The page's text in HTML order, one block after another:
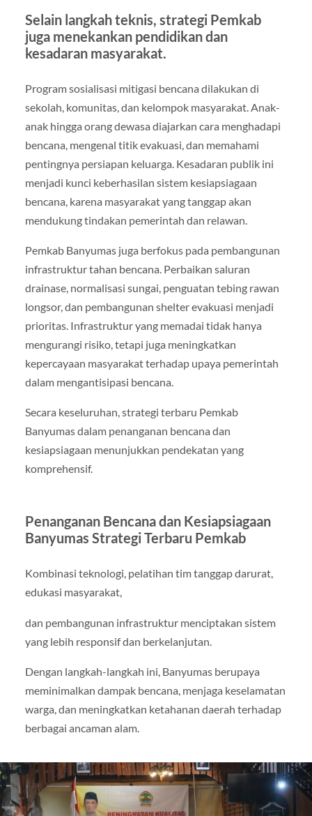
Selain langkah teknis, strategi Pemkab
juga menekankan pendidikan dan
kesadaran masyarakat.
Program sosialisasi mitigasi bencana dilakukan di
sekolah, komunitas, dan kelompok masyarakat. Anak-
anak hingga orang dewasa diajarkan cara menghadapi
bencana, mengenal titik evakuasi, dan memahami
pentingnya persiapan keluarga. Kesadaran publik ini
menjadi kunci keberhasilan sistem kesiapsiagaan
bencana, karena masyarakat yang tanggap akan
mendukung tindakan pemerintah dan relawan.
Pemkab Banyumas juga berfokus pada pembangunan
infrastruktur tahan bencana. Perbaikan saluran
drainase, normalisasi sungai, penguatan tebing rawan
longsor, dan pembangunan shelter evakuasi menjadi
prioritas. Infrastruktur yang memadai tidak hanya
mengurangi risiko, tetapi juga meningkatkan
kepercayaan masyarakat terhadap upaya pemerintah
dalam mengantisipasi bencana.
Secara keseluruhan, strategi terbaru Pemkab
Banyumas dalam penanganan bencana dan
kesiapsiagaan menunjukkan pendekatan yang
komprehensif.
Penanganan Bencana dan Kesiapsiagaan
Banyumas Strategi Terbaru Pemkab
Kombinasi teknologi, pelatihan tim tanggap darurat,
edukasi masyarakat,
dan pembangunan infrastruktur menciptakan sistem
yang lebih responsif dan berkelanjutan.
Dengan langkah-langkah ini, Banyumas berupaya
meminimalkan dampak bencana, menjaga keselamatan
warga, dan meningkatkan ketahanan daerah terhadap
berbagai ancaman alam.